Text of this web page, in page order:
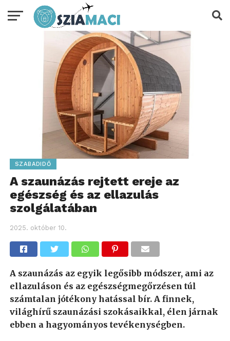
SZABADIDŐ
A szaunázás rejtett ereje az
egészség és az ellazulás
szolgálatában
2025. október 10.
A szaunázás az egyik legősibb módszer, ami az
ellazuláson és az egészségmegőrzésen túl
számtalan jótékony hatással bír. A finnek,
világhírű szaunázási szokásaikkal, élen járnak
ebben a hagyományos tevékenységben.